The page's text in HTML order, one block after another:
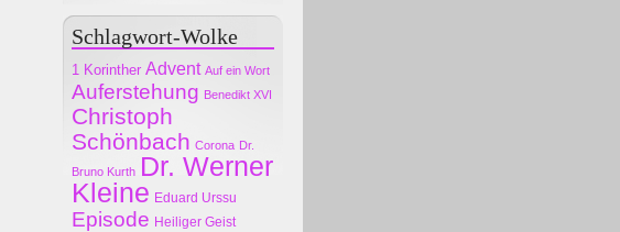
Schlagwort-Wolke
1 Korinther Advent Auf ein Wort
Auferstehung Benedikt XVI
Christoph
Schönbach Corona Dr.
Bruno Kurth Dr. Werner
Kleine Eduard Urssu
Episode Heiliger Geist